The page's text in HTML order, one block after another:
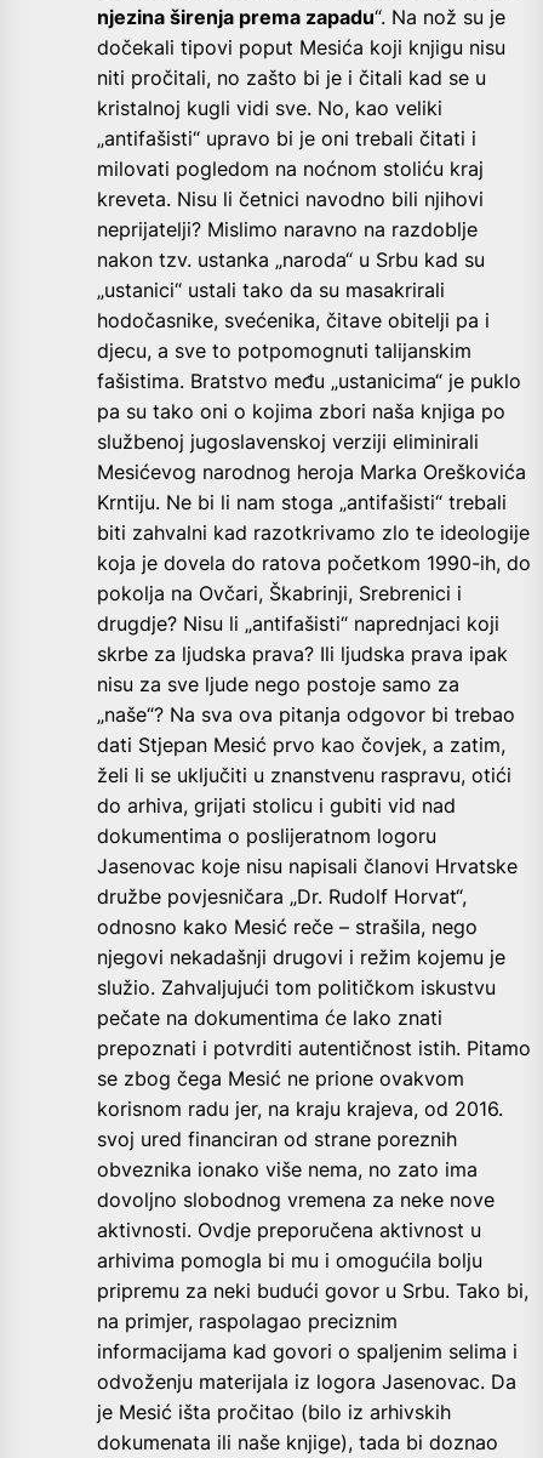
njezina širenja prema zapadu“. Na nož su je
dočekali tipovi poput Mesića koji knjigu nisu
niti pročitali, no zašto bi je i čitali kad se u
kristalnoj kugli vidi sve. No, kao veliki
„antifašisti“ upravo bi je oni trebali čitati i
milovati pogledom na noćnom stoliću kraj
kreveta. Nisu li četnici navodno bili njihovi
neprijatelji? Mislimo naravno na razdoblje
nakon tzv. ustanka „naroda“ u Srbu kad su
„ustanici“ ustali tako da su masakrirali
hodočasnike, svećenika, čitave obitelji pa i
djecu, a sve to potpomognuti talijanskim
fašistima. Bratstvo među „ustanicima“ je puklo
pa su tako oni o kojima zbori naša knjiga po
službenoj jugoslavenskoj verziji eliminirali
Mesićevog narodnog heroja Marka Oreškovića
Krntiju. Ne bi li nam stoga „antifašisti“ trebali
biti zahvalni kad razotkrivamo zlo te ideologije
koja je dovela do ratova početkom 1990-ih, do
pokolja na Ovčari, Škabrinji, Srebrenici i
drugdje? Nisu li „antifašisti“ naprednjaci koji
skrbe za ljudska prava? Ili ljudska prava ipak
nisu za sve ljude nego postoje samo za
„naše“? Na sva ova pitanja odgovor bi trebao
dati Stjepan Mesić prvo kao čovjek, a zatim,
želi li se uključiti u znanstvenu raspravu, otići
do arhiva, grijati stolicu i gubiti vid nad
dokumentima o poslijeratnom logoru
Jasenovac koje nisu napisali članovi Hrvatske
družbe povjesničara „Dr. Rudolf Horvat“,
odnosno kako Mesić reče – strašila, nego
njegovi nekadašnji drugovi i režim kojemu je
služio. Zahvaljujući tom političkom iskustvu
pečate na dokumentima će lako znati
prepoznati i potvrditi autentičnost istih. Pitamo
se zbog čega Mesić ne prione ovakvom
korisnom radu jer, na kraju krajeva, od 2016.
svoj ured financiran od strane poreznih
obveznika ionako više nema, no zato ima
dovoljno slobodnog vremena za neke nove
aktivnosti. Ovdje preporučena aktivnost u
arhivima pomogla bi mu i omogućila bolju
pripremu za neki budući govor u Srbu. Tako bi,
na primjer, raspolagao preciznim
informacijama kad govori o spaljenim selima i
odvoženju materijala iz logora Jasenovac. Da
je Mesić išta pročitao (bilo iz arhivskih
dokumenata ili naše knjige), tada bi doznao